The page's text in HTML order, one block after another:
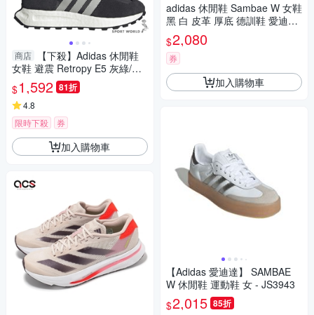
商店
【下殺】Adidas 休閒鞋
女鞋 避震 Retropy E5 灰綠/黑
灰【運動世界】ID8292/IE7064
$1,592 81折
4.8
限時下殺
券
加入購物車
adidas 休閒鞋 Sambae W 女鞋
黑 白 皮革 厚底 德訓鞋 愛迪達
JI1350
$2,080
券
加入購物車
【Adidas 愛迪達】 SAMBAE
W 休閒鞋 運動鞋 女 - JS3943
$2,015 85折